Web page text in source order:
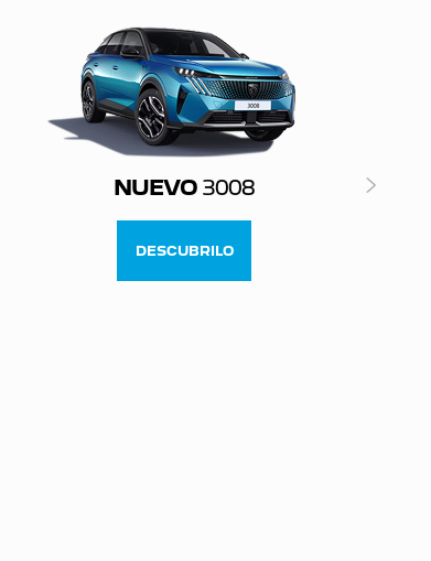
NUEVO 3008
DESCUBRILO